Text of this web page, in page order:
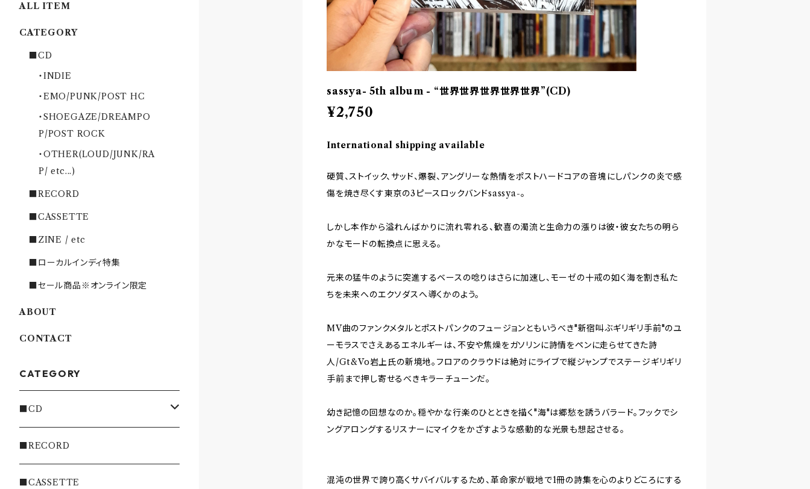
sassya- 5th album - “世界世界世界世界世界”(CD)
¥2,750
International shipping available
硬質、ストイック、サッド、爆裂、アングリーな熱情をポストハードコアの音塊にしパンクの炎で感
傷を焼き尽くす東京の3ピースロックバンドsassya-。
しかし本作から溢れんばかりに流れ零れる、歓喜の濁流と生命力の漲りは彼・彼女たちの明ら
かなモードの転換点に思える。
元来の猛牛のように突進するベースの唸りはさらに加速し、モーゼの十戒の如く海を割き私た
ちを未来へのエクソダスへ導くかのよう。
MV曲のファンクメタルとポストパンクのフュージョンともいうべき"新宿叫ぶギリギリ手前"のユ
ーモラスでさえあるエネルギーは、不安や焦燥をガソリンに詩情をペンに走らせてきた詩
人/Gt&Vo岩上氏の新境地。フロアのクラウドは絶対にライブで縦ジャンプでステージギリギリ
手前まで押し寄せるべきキラーチューンだ。
幼き記憶の回想なのか。穏やかな行楽のひとときを描く"海"は郷愁を誘うバラード。フックでシ
ングアロングするリスナーにマイクをかざすような感動的な光景も想起させる。
混沌の世界で誇り高くサバイバルするため、革命家が戦地で1冊の詩集を心のよりどころにする
ALL ITEM
CATEGORY
■CD
・INDIE
・EMO/PUNK/POST HC
・SHOEGAZE/DREAMPO
P/POST ROCK
・OTHER(LOUD/JUNK/RA
P/ etc...)
■RECORD
■CASSETTE
■ZINE / etc
■ローカルインディ特集
■セール商品※オンライン限定
ABOUT
CONTACT
CATEGORY
■CD
・INDIE
・EMO/PUNK/POST HC
■RECORD
■CASSETTE